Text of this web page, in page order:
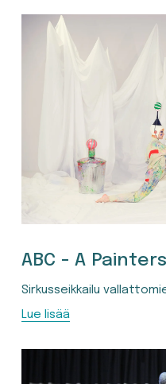
ABC - A
Sirkusseikkailu
Lue lisää